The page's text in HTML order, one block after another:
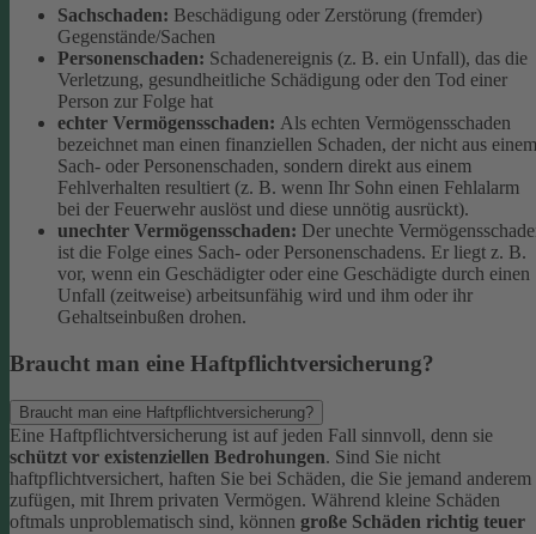
Sachschaden: Beschädigung oder Zerstörung (fremder)
Gegenstände/Sachen
Personenschaden: Schadenereignis (z. B. ein Unfall), das die
Verletzung, gesundheitliche Schädigung oder den Tod einer
Person zur Folge hat
echter Vermögensschaden: Als echten Vermögensschaden
bezeichnet man einen finanziellen Schaden, der nicht aus einem
Sach- oder Personenschaden, sondern direkt aus einem
Fehlverhalten resultiert (z. B. wenn Ihr Sohn einen Fehlalarm
bei der Feuerwehr auslöst und diese unnötig ausrückt).
unechter Vermögensschaden: Der unechte
ist die Folge eines Sach- oder Personenschadens. Er liegt z. B.
vor, wenn ein Geschädigter oder eine Geschädigte durch einen
Unfall (zeitweise) arbeitsunfähig wird und ihm oder ihr
Gehaltseinbußen drohen.
Braucht man eine Haftpflichtversicherung?
Braucht man eine Haftpflichtversicherung?
Eine Haftpflichtversicherung ist auf jeden Fall sinnvoll, denn sie
schützt vor existenziellen Bedrohungen. Sind Sie nicht
haftpflichtversichert, haften Sie bei Schäden, die Sie jemand anderem
zufügen, mit Ihrem privaten Vermögen. Während kleine Schäden
oftmals unproblematisch sind, können große Schäden richtig teuer